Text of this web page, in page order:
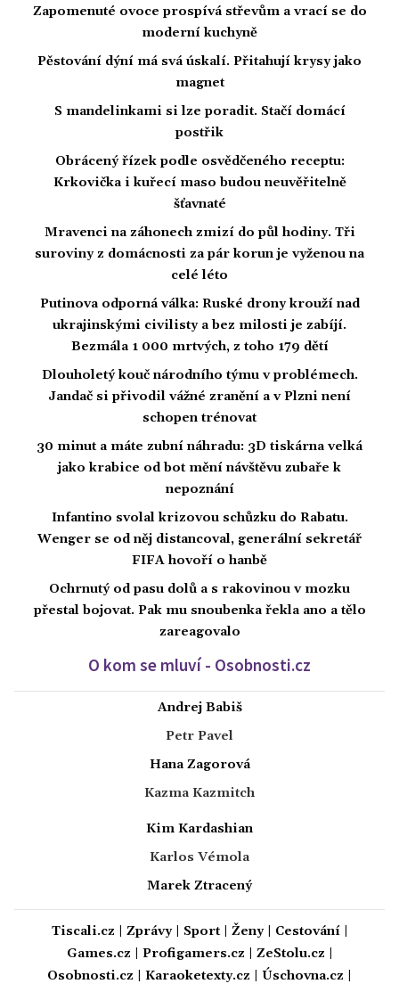
Zapomenuté ovoce prospívá střevům a vrací se do
moderní kuchyně
Pěstování dýní má svá úskalí. Přitahují krysy jako
magnet
S mandelinkami si lze poradit. Stačí domácí
postřik
Obrácený řízek podle osvědčeného receptu:
Krkovička i kuřecí maso budou neuvěřitelně
šťavnaté
Mravenci na záhonech zmizí do půl hodiny. Tři
suroviny z domácnosti za pár korun je vyženou na
celé léto
Putinova odporná válka: Ruské drony krouží nad
ukrajinskými civilisty a bez milosti je zabíjí.
Bezmála 1 000 mrtvých, z toho 179 dětí
Dlouholetý kouč národního týmu v problémech.
Jandač si přivodil vážné zranění a v Plzni není
schopen trénovat
30 minut a máte zubní náhradu: 3D tiskárna velká
jako krabice od bot mění návštěvu zubaře k
nepoznání
Infantino svolal krizovou schůzku do Rabatu.
Wenger se od něj distancoval, generální sekretář
FIFA hovoří o hanbě
Ochrnutý od pasu dolů a s rakovinou v mozku
přestal bojovat. Pak mu snoubenka řekla ano a tělo
zareagovalo
O kom se mluví - Osobnosti.cz
Andrej Babiš
Petr Pavel
Hana Zagorová
Kazma Kazmitch
Kim Kardashian
Karlos Vémola
Marek Ztracený
Tiscali.cz Zprávy| Sport| Ženy| Cestování|
Games.cz
Profigamers.cz ZeStolu.cz
Osobnosti.cz
Karaoketexty.cz Úschovna.cz